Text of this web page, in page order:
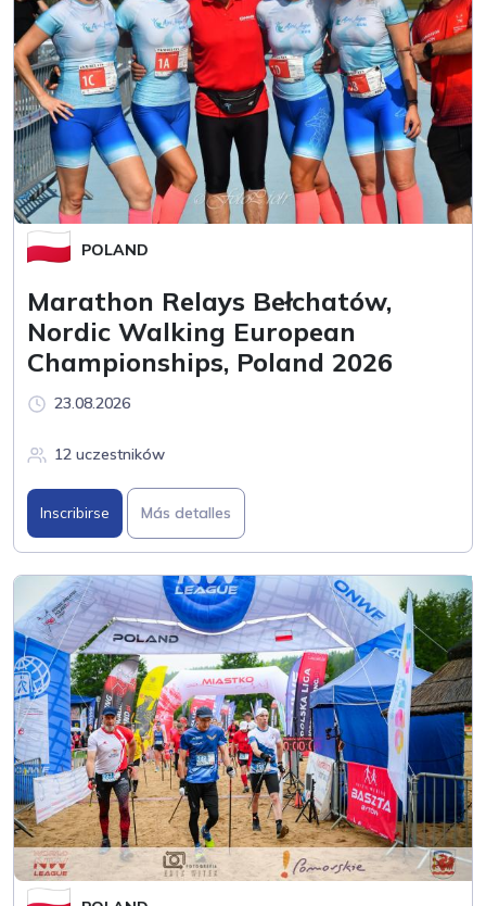
POLAND
Marathon Relays Bełchatów,
Nordic Walking European
Championships, Poland 2026
23.08.2026
12 uczestników
Inscribirse Más detalles